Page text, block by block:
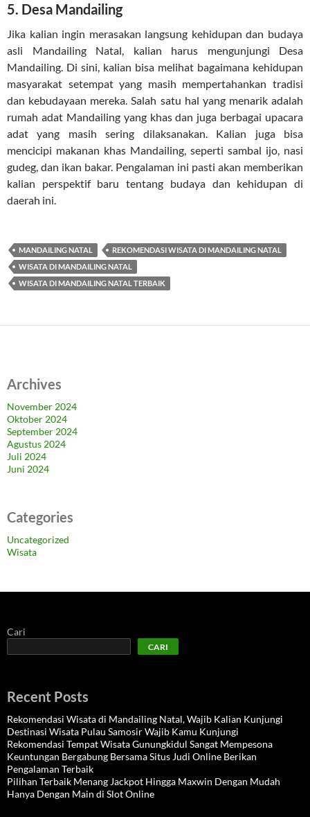
5. Desa Mandailing
Jika kalian ingin merasakan langsung kehidupan dan budaya
asli Mandailing Natal, kalian harus mengunjungi Desa
Mandailing. Di sini, kalian bisa melihat bagaimana kehidupan
masyarakat setempat yang masih mempertahankan tradisi
dan kebudayaan mereka. Salah satu hal yang menarik adalah
rumah adat Mandailing yang khas dan juga berbagai upacara
adat yang masih sering dilaksanakan. Kalian juga bisa
mencicipi makanan khas Mandailing, seperti sambal ijo, nasi
gudeg, dan ikan bakar. Pengalaman ini pasti akan memberikan
kalian perspektif baru tentang budaya dan kehidupan di
daerah ini.
MANDAILING NATAL
REKOMENDASI WISATA DI MANDAILING NATAL
WISATA DI MANDAILING NATAL
WISATA DI MANDAILING NATAL TERBAIK
Archives
November 2024
Oktober 2024
September 2024
Agustus 2024
Juli 2024
Juni 2024
Categories
Uncategorized
Wisata
Cari
CARI
Recent Posts
Rekomendasi Wisata di Mandailing Natal, Wajib Kalian Kunjungi
Destinasi Wisata Pulau Samosir Wajib Kamu Kunjungi
Rekomendasi Tempat Wisata Gunungkidul Sangat Mempesona
Keuntungan Bergabung Bersama Situs Judi Online Berikan
Pengalaman Terbaik
Pilihan Terbaik Menang Jackpot Hingga Maxwin Dengan Mudah
Hanya Dengan Main di Slot Online